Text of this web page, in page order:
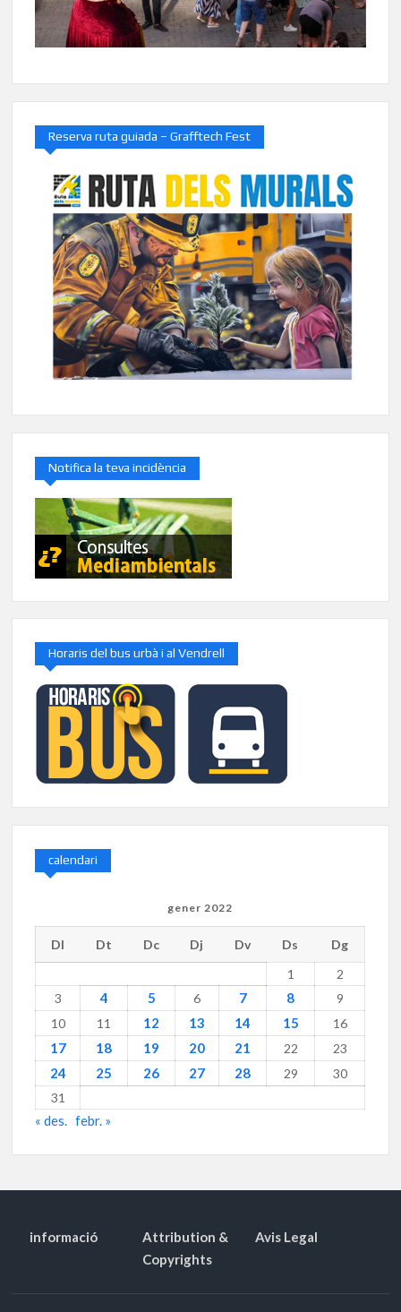
Reserva ruta guiada – Grafftech Fest
Notifica la teva incidència
Horaris del bus urbà i al Vendrell
calendari
gener 2022
Dl Dt Dc Dj Dv Ds
Dg
1
2
3
4 5 6 7 8
9
10
11 12 13 14 15 16
17 18 19 20 21 22 23
24 25 26 27 28 29
30
31
« des. febr. »
informació
Attribution &
Copyrights
Avis Legal